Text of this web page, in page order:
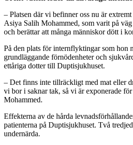
– Platsen där vi befinner oss nu är
Asiya Salih Mohammed, som varit på
och berättar att många människor dött i
På den plats för internflyktingar som hon
grundläggande förnödenheter och
ettåriga dotter till Duptisjukhuset.
– Det finns inte tillräckligt med mat eller
vi bor i saknar tak, så vi är exponerade
Mohammed.
Effekterna av de hårda
patienterna på Duptisjukhuset. Två
undernärda.